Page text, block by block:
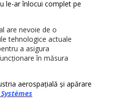
le-ar înlocui complet pe
are nevoie de o
tehnologice actuale
a asigura
în măsura
aerospațială și apărare